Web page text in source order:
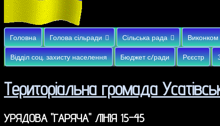
Головна Голова сільради Сільська рада Виконком
Відділ соц. захисту населення Бюджет с/ради Рєєстр
Територіальна громада
УРЯДОВА "ГАРЯЧА" ЛІНІЯ 15-45